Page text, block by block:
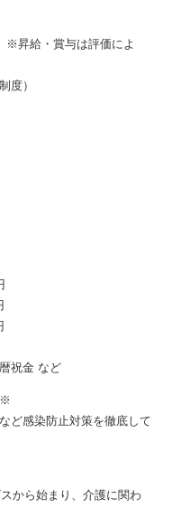
昇給・賞与は評価によ
度）
祝金 など
ど感染防止対策を徹底して
から始まり、介護に関わ